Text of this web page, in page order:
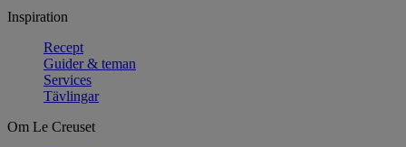
Inspiration
Recept
Guider & teman
Services
Tävlingar
Om Le Creuset